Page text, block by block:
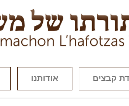
קבצים אודותנו